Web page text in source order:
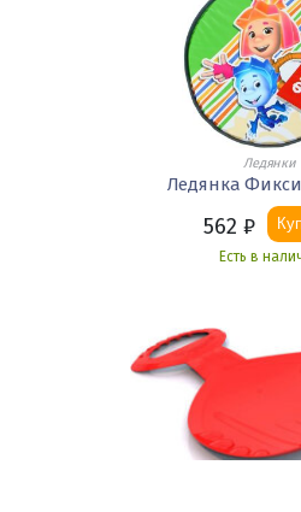
Ледянки
Ледянка
562 ₽
Есть в